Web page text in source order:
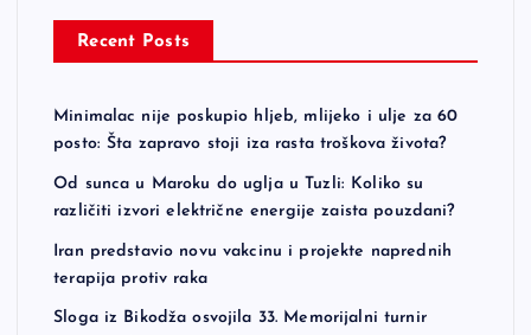
Recent Posts
Minimalac nije poskupio hljeb, mlijeko i ulje za 60
posto: Šta zapravo stoji iza rasta troškova života?
Od sunca u Maroku do uglja u Tuzli: Koliko su
različiti izvori električne energije zaista pouzdani?
Iran predstavio novu vakcinu i projekte naprednih
terapija protiv raka
Sloga iz Bikodža osvojila 33. Memorijalni turnir